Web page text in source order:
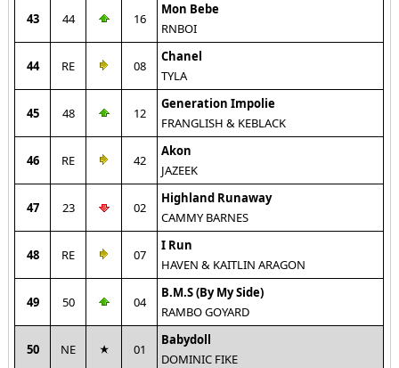
43 44 16
Mon Bebe
RNBOI
44 RE 08
Chanel
TYLA
45 48 12
Generation Impolie
FRANGLISH & KEBLACK
46 RE 42
Akon
JAZEEK
47 23 02
Highland Runaway
CAMMY BARNES
48 RE 07
I Run
HAVEN & KAITLIN ARAGON
49 50 04
B.M.S (By My Side)
RAMBO GOYARD
50 NE 01
Babydoll
DOMINIC FIKE